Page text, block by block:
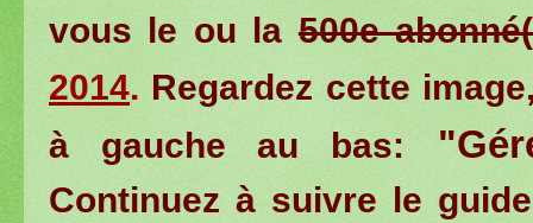
vous le ou la500e
2014. Regardez cette
à gauche au bas:
Continuez à suivre le